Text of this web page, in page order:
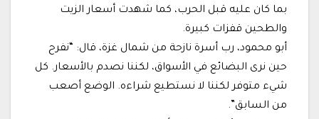
بما كان عليه قبل الحرب، كما شهدت أسعار الزيت
والطحين قفزات كبيرة.
أبو محمود، رب أسرة نازحة من شمال غزة، قال: “نفرح
حين نرى البضائع في الأسواق، لكننا نصدم بالأسعار. كل
شيء متوفر لكننا لا نستطيع شراءه. الوضع أصعب
من السابق”.